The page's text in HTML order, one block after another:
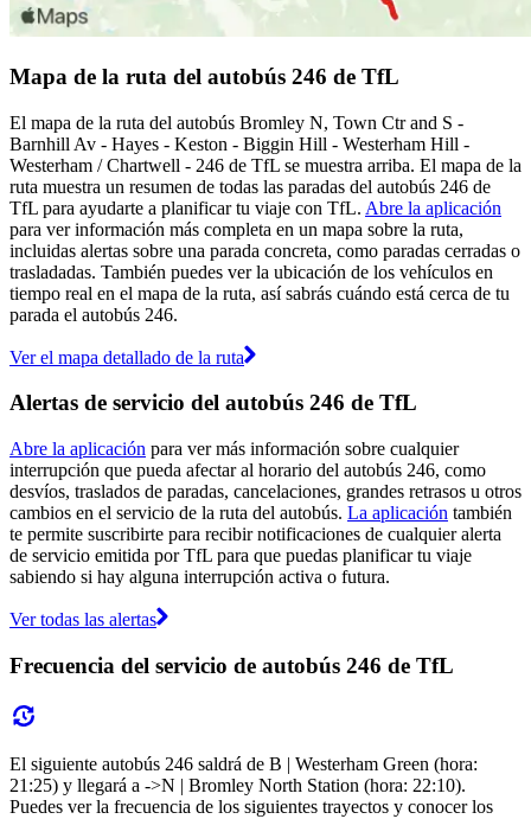
Mapa de la ruta del autobús 246 de TfL
El mapa de la ruta del autobús Bromley N, Town Ctr and S -
Barnhill Av - Hayes - Keston - Biggin Hill - Westerham Hill -
Westerham / Chartwell - 246 de TfL se muestra arriba. El mapa de la
ruta muestra un resumen de todas las paradas del autobús 246 de
TfL para ayudarte a planificar tu viaje con TfL. Abre la aplicación
para ver información más completa en un mapa sobre la ruta,
incluidas alertas sobre una parada concreta, como paradas cerradas o
trasladadas. También puedes ver la ubicación de los vehículos en
tiempo real en el mapa de la ruta, así sabrás cuándo está cerca de tu
parada el autobús 246.
Ver el mapa detallado de la ruta
Alertas de servicio del autobús 246 de TfL
Abre la aplicación para ver más información sobre cualquier
interrupción que pueda afectar al horario del autobús 246, como
desvíos, traslados de paradas, cancelaciones, grandes retrasos u otros
cambios en el servicio de la ruta del autobús. La aplicación también
te permite suscribirte para recibir notificaciones de cualquier alerta
de servicio emitida por TfL para que puedas planificar tu viaje
sabiendo si hay alguna interrupción activa o futura.
Ver todas las alertas
Frecuencia del servicio de autobús 246 de TfL
El siguiente autobús 246 saldrá de B | Westerham Green (hora:
21:25) y llegará a ->N | Bromley North Station (hora: 22:10).
Puedes ver la frecuencia de los siguientes trayectos y conocer los